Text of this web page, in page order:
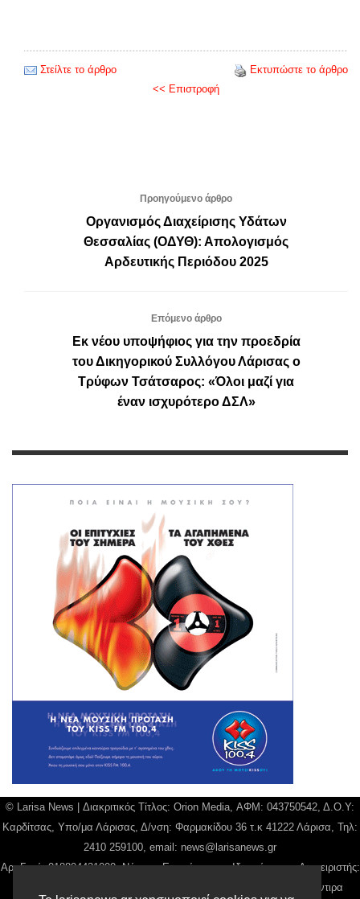
Στείλτε το άρθρο
Εκτυπώστε το άρθρο
<< Επιστροφή
Προηγούμενο άρθρο
Οργανισμός Διαχείρισης Υδάτων
Θεσσαλίας (ΟΔΥΘ): Απολογισμός
Αρδευτικής Περιόδου 2025
Επόμενο άρθρο
Εκ νέου υποψήφιος για την προεδρία
του Δικηγορικού Συλλόγου Λάρισας ο
Τρύφων Τσάτσαρος: «Όλοι μαζί για
έναν ισχυρότερο ΔΣΛ»
© Larisa News | Διακριτικός Τίτλος: Orion Media, ΑΦΜ: 043750542, Δ.Ο.Υ:
Καρδίτσας, Υπο/μα Λάρισας, Δ/νση: Φαρμακίδου 36 τ.κ 41222 Λάρισα, Τηλ:
2410 259100, email: news@larisanews.gr
Αρ. Γεμή: 018804431000, Νόμιμος Εκπρόσωπος, Ιδιοκτήτης και Διαχειριστής:
Παναγιώτης Φιλίππου, Διευθύντρια: Γιαννουσά Βασιλική, Διευθύντιρα